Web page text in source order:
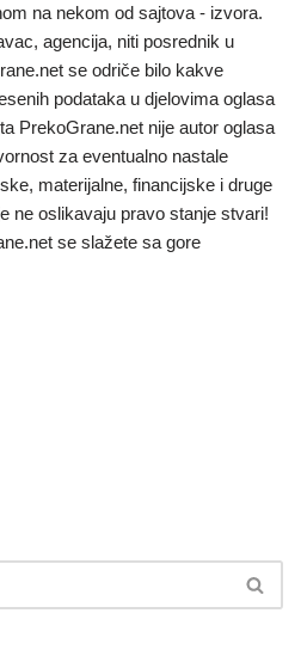
na nekom od sajtova - izvora.
agencija, niti posrednik u
se odriče bilo kakve
podataka u djelovima oglasa
PrekoGrane.net nije autor oglasa
za eventualno nastale
materijalne, financijske i druge
ne oslikavaju pravo stanje stvari!
se slažete sa gore